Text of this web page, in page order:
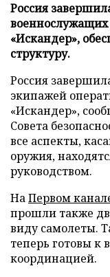
Россия
«Искандер»,
структуру.
Россия
экипажей
«Искандер»,
Совета
все аспекты,
оружия,
руководством.
НаПервом
прошли также
виду самолеты.
теперь готовы
координацией.